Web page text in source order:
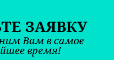
ЗАЯВКУ
Вам в самое
время!